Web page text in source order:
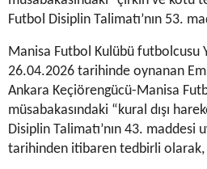
Futbol Disiplin Talimatı’nın 53.
Manisa Futbol Kulübü futbolcusu
26.04.2026 tarihinde oynanan
Ankara Keçiörengücü-Manisa
müsabakasındaki “kural dışı
Disiplin Talimatı’nın 43. maddesi
tarihinden itibaren tedbirli olarak,